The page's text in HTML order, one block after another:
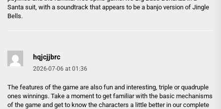
Santa suit, with a soundtrack that appears to be a banjo version of Jingle
Bells.
hqjcjjbrc
2026-07-06 at 01:36
The features of the game are also fun and interesting, triple or quadruple
ones winnings. Take a moment to get familiar with the basic mechanisms
of the game and get to know the characters a little better in our complete